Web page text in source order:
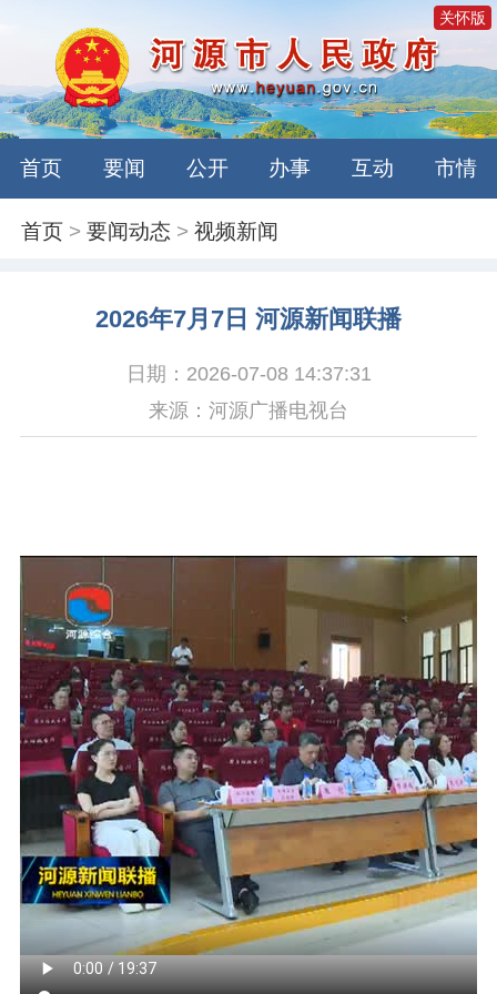
关怀版
首页 要闻 公开 办事 互动 市情
首页 >要闻动态 >视频新闻
2026年7月7日 河源新闻联播
日期：2026-07-08 14:37:31
来源：河源广播电视台